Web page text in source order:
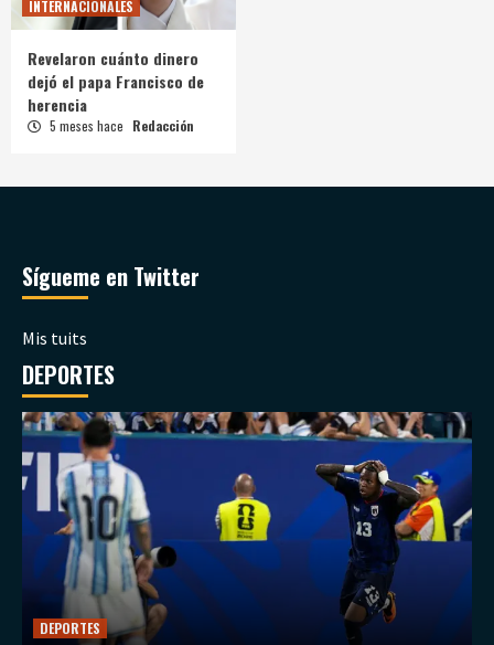
INTERNACIONALES
Revelaron cuánto dinero
dejó el papa Francisco de
herencia
5 meses hace Redacción
Sígueme en Twitter
Mis tuits
DEPORTES
DEPORTES